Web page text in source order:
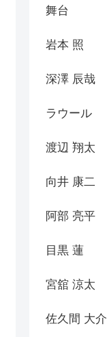
舞台
岩本 照
深澤 辰哉
ラウール
渡辺 翔太
向井 康二
阿部 亮平
目黒 蓮
宮舘 涼太
佐久間 大介